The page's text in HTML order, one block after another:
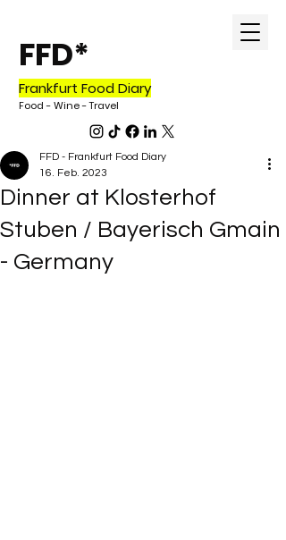
FFD*
Frankfurt Food Diary
Food - Wine - Travel
Dinner at Klosterhof
Stuben / Bayerisch Gmain
- Germany
FFD - Frankfurt Food Diary
16. Feb. 2023